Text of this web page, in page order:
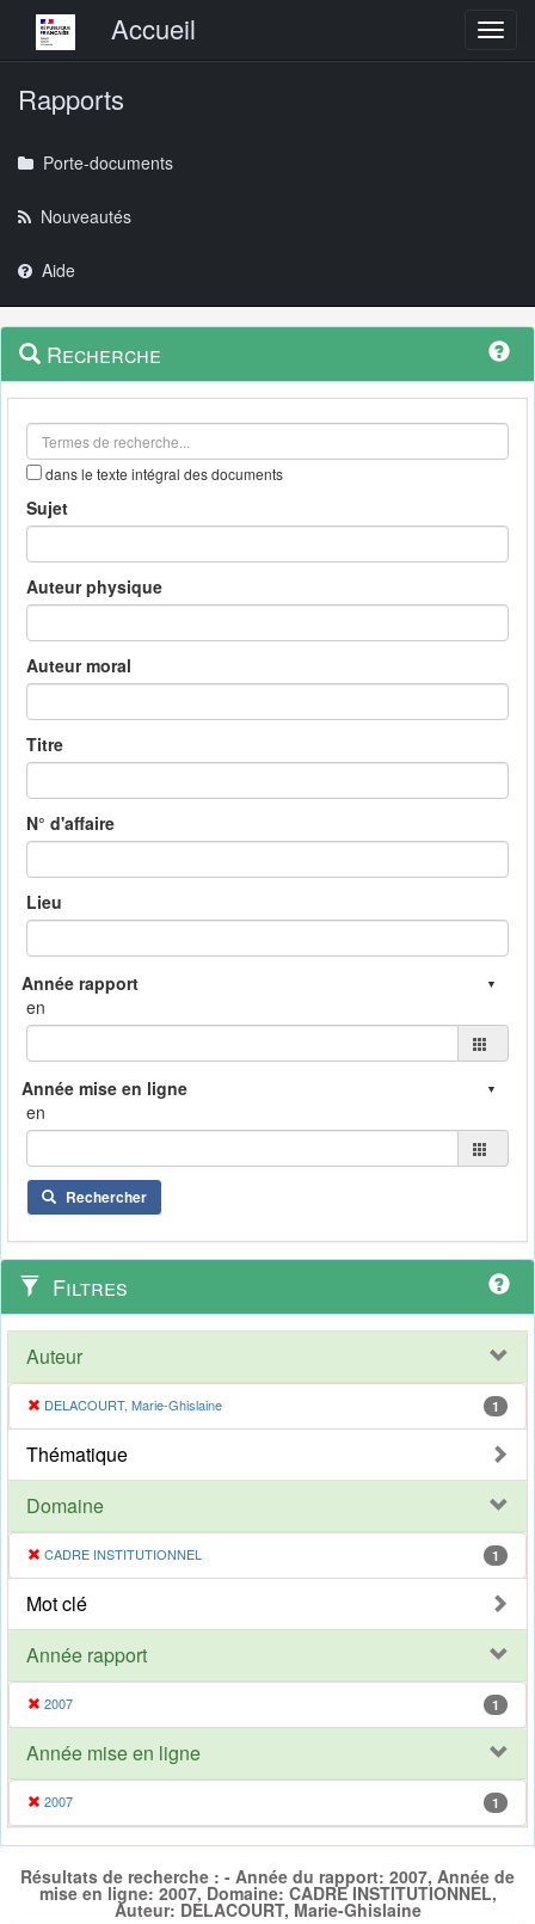
Menu principalAccueil
Rapports
Porte-documents
Nouveautés
Aide
Navigation
outils
Menu
contextuel
Recherche
dans le texte intégral des documents
Sujet
Auteur physique
Auteur moral
Titre
N° d'affaire
Lieu
en
en
Rechercher
Filtres
Auteur
DELACOURT, Marie-Ghislaine 1
Thématique
Domaine
CADRE INSTITUTIONNEL 1
Mot clé
Année rapport
2007 1
Année mise en ligne
2007 1
Résultats de recherche : - Année du rapport: 2007, Année de
mise en ligne: 2007, Domaine: CADRE INSTITUTIONNEL,
Auteur: DELACOURT, Marie-Ghislaine